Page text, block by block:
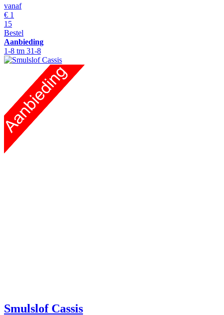
vanaf
€ 1
15
Bestel
Aanbieding
1-8 tm 31-8
Smulslof Cassis